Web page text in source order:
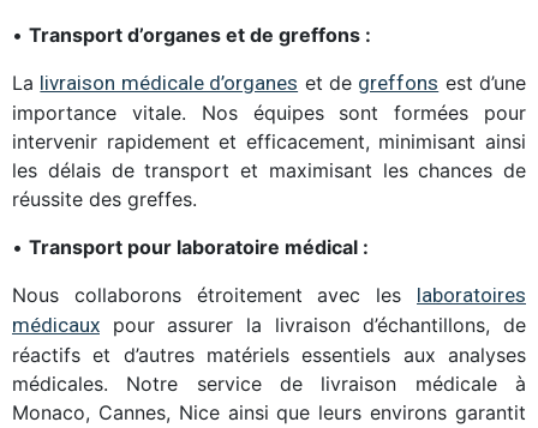
• Transport d’organes et de greffons :
La livraison médicale d’organes et de greffons est d’une
importance vitale. Nos équipes sont formées pour
intervenir rapidement et efficacement, minimisant ainsi
les délais de transport et maximisant les chances de
réussite des greffes.
• Transport pour laboratoire médical :
Nous collaborons étroitement avec les laboratoires
médicaux pour assurer la livraison d’échantillons, de
réactifs et d’autres matériels essentiels aux analyses
médicales. Notre service de livraison médicale à
Monaco, Cannes, Nice ainsi que leurs environs garantit